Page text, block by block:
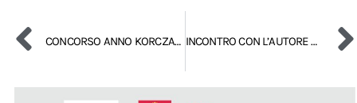
CONCORSO ANNO KORCZAKIANO – I DIRITTI DEL BAMBINO INCONTRO CON L’AUTORE DEI LIBRI PER I RAGAZZI_GRZEGORZ KASDEPKE